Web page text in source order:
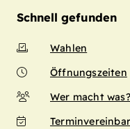
Schnell gefunden
Wahlen
Öffnungszeiten
Wer macht was?